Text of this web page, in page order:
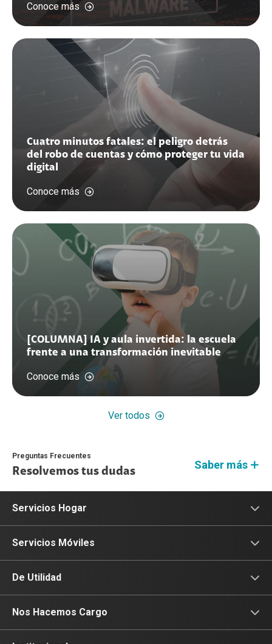
Conoce más
Cuatro minutos fatales: el peligro detrás
del robo de cuentas y cómo proteger tu vida
digital
Conoce más
[COLUMNA] IA y aula invertida: la escuela
frente a una transformación inevitable
Conoce más
Ver todos
Preguntas Frecuentes
Resolvemos tus dudas
Saber más
Servicios Hogar
Internet
Fibra Óptica
Planes Hogar
Servicios Móviles
Prepago
Postpago
De Utilidad
Consulta de IMEI
Nos Hacemos Cargo